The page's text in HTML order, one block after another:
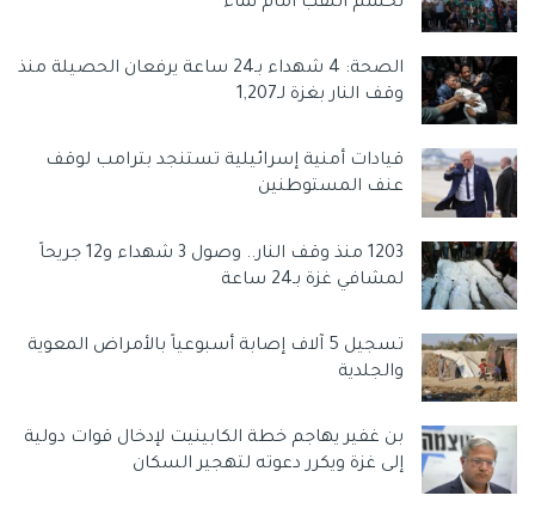
الصحة: 4 شهداء بـ24 ساعة يرفعان الحصيلة منذ
وقف النار بغزة لـ1,207
قيادات أمنية إسرائيلية تستنجد بترامب لوقف
عنف المستوطنين
1203 منذ وقف النار.. وصول 3 شهداء و12 جريحاً
لمشافي غزة بـ24 ساعة
تسجيل 5 آلاف إصابة أسبوعياً بالأمراض المعوية
والجلدية
بن غفير يهاجم خطة الكابينيت لإدخال قوات دولية
إلى غزة ويكرر دعوته لتهجير السكان